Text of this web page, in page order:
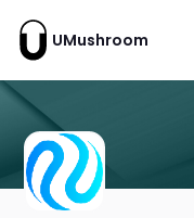
UMushroom